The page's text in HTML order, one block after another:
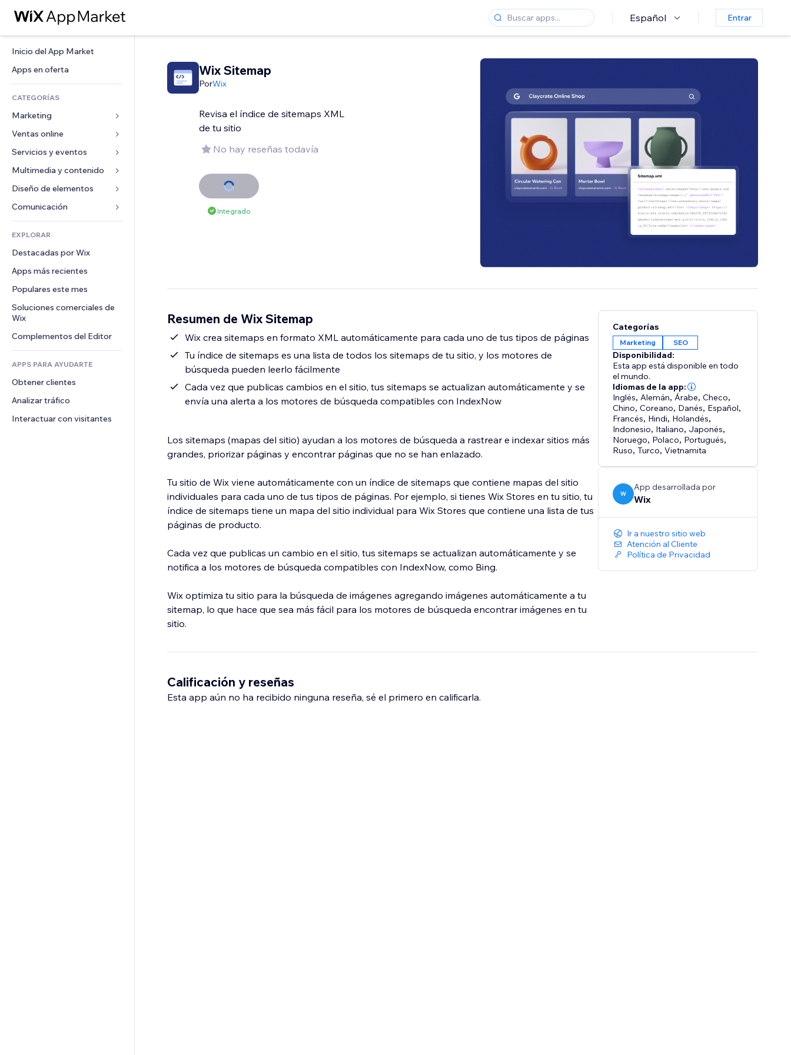
Español Entrar
Inicio del App Market
Apps en oferta
CATEGORÍAS
Marketing
Anuncios
Móvil
Analíticas
Anuncios del sitio
Email
Ventas online
Apps para tiendas
Envíos y entregas
Botones de venta
Contabilidad
Cupones y fidelización
Almacenamiento de mercancía
Crowdfunding
Alimentos y bebidas
Servicios y eventos
Hoteles
Eventos
Restaurantes
Inmobiliarias
Reservas
Multimedia y contenido
Galerías
Música
Pódcast
Fotografía
Video
PDF
Compartir archivos
Noticias
Servicios de contenido
Efectos de texto
Diseño de elementos
Mapas y navegación
Privacidad y seguridad
Reloj
Plantillas para páginas
Efectos de imágenes
Botones y menús
Banners e insignias
Calculadoras
Buscar
Formularios
Encuestas
Chat
Comentarios
Teléfono
Comunidad
Reseñas y testimonios
EXPLORAR
Destacadas por Wix
Apps más recientes
Populares este mes
Soluciones comerciales de
Wix
Complementos del Editor
APPS PARA AYUDARTE
Obtener clientes
Analizar tráfico
Interactuar con visitantes
Wix Sitemap
PorWix
Revisa el índice de sitemaps XML
de tu sitio
No hay reseñas todavía
Integrado
Resumen de Wix Sitemap
Wix crea sitemaps en formato XML automáticamente para cada uno de tus tipos de páginas
Tu índice de sitemaps es una lista de todos los sitemaps de tu sitio, y los motores de
búsqueda pueden leerlo fácilmente
Cada vez que publicas cambios en el sitio, tus sitemaps se actualizan automáticamente y se
envía una alerta a los motores de búsqueda compatibles con IndexNow
Los sitemaps (mapas del sitio) ayudan a los motores de búsqueda a rastrear e indexar sitios más
grandes, priorizar páginas y encontrar páginas que no se han enlazado.
Tu sitio de Wix viene automáticamente con un índice de sitemaps que contiene mapas del sitio
individuales para cada uno de tus tipos de páginas. Por ejemplo, si tienes Wix Stores en tu sitio, tu
índice de sitemaps tiene un mapa del sitio individual para Wix Stores que contiene una lista de tus
páginas de producto.
Cada vez que publicas un cambio en el sitio, tus sitemaps se actualizan automáticamente y se
notifica a los motores de búsqueda compatibles con IndexNow, como Bing.
Wix optimiza tu sitio para la búsqueda de imágenes agregando imágenes automáticamente a tu
sitemap, lo que hace que sea más fácil para los motores de búsqueda encontrar imágenes en tu
sitio.
Categorías
Marketing SEO
Disponibilidad:
Esta app está disponible en todo
el mundo.
Idiomas de la app:
Inglés, Alemán, Árabe,Checo,
Chino,Coreano, Danés, Español,
Francés, Hindi, Holandés,
Indonesio, Italiano, Japonés,
Noruego, Polaco, Portugués,
Ruso,Turco,Vietnamita
W
App desarrollada por
Wix
Ir a nuestro sitio web
Atención al Cliente
Política de Privacidad
Calificación y reseñas
Esta app aún no ha recibido ninguna reseña, sé el primero en calificarla.